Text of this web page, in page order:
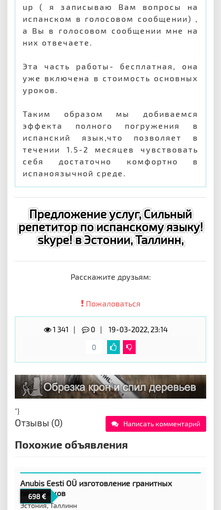
up ( я записываю Вам вопросы на
испанском в голосовом сообщении) ,
а Вы в голосовом сообщении мне на
них отвечаете.
Эта часть работы- бесплатная, она
уже включена в стоимость основных
уроков.
Таким образом мы добиваемся
эффекта полного погружения в
испанский язык,что позволяет в
течении 1.5-2 месяцев чувствовать
себя достаточно комфортно в
испаноязычной среде.
Предложение услуг, Сильный
репетитор по испанскому языку!
skype! в Эстонии, Таллинн,
Расскажите друзьям:
Пожаловаться
1 341 0
19-03-2022, 23:14
0
"}
Отзывы (0) Написать комментарий
Похожие объявления
698
Anubis Eesti OÜ изготовление гранитных
памятников
Эстония,Таллинн